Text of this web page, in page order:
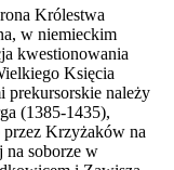
Królestwa
w niemieckim
kwestionowania
Księcia
prekursorskie należy
(1385-1435),
Krzyżaków na
na soborze w